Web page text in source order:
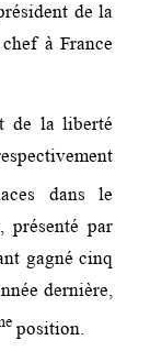
de la
à France
de la liberté
dans le
présenté par
gagné cinq
dernière,
position.